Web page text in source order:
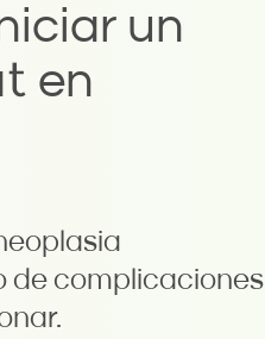
un
en
de complicaciones